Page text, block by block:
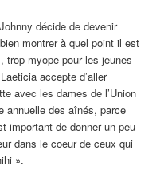
décide de devenir
montrer à quel point il est
trop myope pour les jeunes
accepte d’aller
avec les dames de l’Union
annuelle des aînés, parce
important de donner un peu
dans le coeur de ceux qui
».